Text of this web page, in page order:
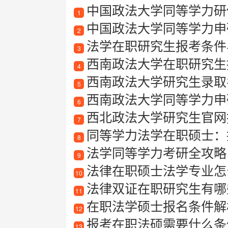
1 中国政法大学同等学力
2 中国政法大学同等学力
3 法学在职研究生报考条
4 西南政法大学在职研究
5 西南政法大学研究生录
6 西南政法大学同等学力
7 西北政法大学研究生官
8 同等学力法学在职硕士
9 法学同等学力考研全攻略
10 法律在职硕士法学专业
11 法律双证在职研究生有
12 在职法学硕士报名条件
13 报考在职法硕需要什么条